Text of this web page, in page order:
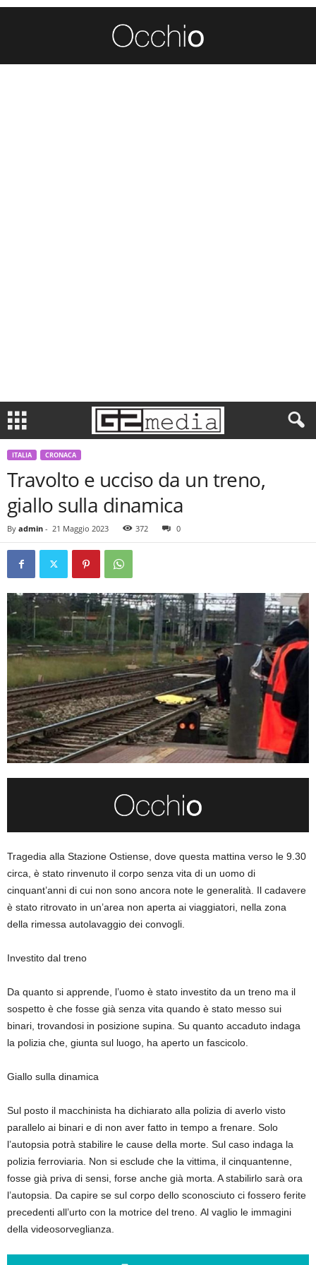
ITALIA CRONACA
Travolto e ucciso da un treno,
giallo sulla dinamica
By admin - 21 Maggio 2023 372 0
Tragedia alla Stazione Ostiense, dove questa mattina verso le 9.30
circa, è stato rinvenuto il corpo senza vita di un uomo di
cinquant’anni di cui non sono ancora note le generalità. Il cadavere
è stato ritrovato in un’area non aperta ai viaggiatori, nella zona
della rimessa autolavaggio dei convogli.
Investito dal treno
Da quanto si apprende, l’uomo è stato investito da un treno ma il
sospetto è che fosse già senza vita quando è stato messo sui
binari, trovandosi in posizione supina. Su quanto accaduto indaga
la polizia che, giunta sul luogo, ha aperto un fascicolo.
Giallo sulla dinamica
Sul posto il macchinista ha dichiarato alla polizia di averlo visto
parallelo ai binari e di non aver fatto in tempo a frenare. Solo
l’autopsia potrà stabilire le cause della morte. Sul caso indaga la
polizia ferroviaria. Non si esclude che la vittima, il cinquantenne,
fosse già priva di sensi, forse anche già morta. A stabilirlo sarà ora
l’autopsia. Da capire se sul corpo dello sconosciuto ci fossero ferite
precedenti all’urto con la motrice del treno. Al vaglio le immagini
della videosorveglianza.